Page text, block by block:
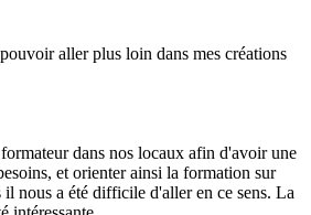
aller plus loin dans mes créations
dans nos locaux afin d'avoir une
et orienter ainsi la formation sur
nous a été difficile d'aller en ce sens. La